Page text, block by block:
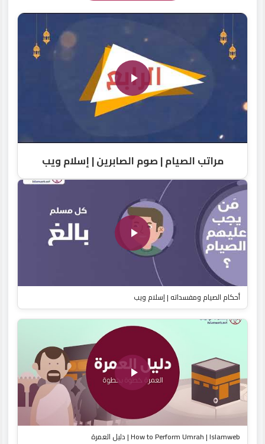
مراتب الصيام | صوم الصابرين | إسلام ويب
أحكام الصيام ومفسداته | إسلام ويب
How to Perform Umrah | Islamweb | دليل العمرة